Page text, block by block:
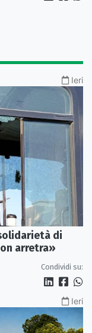
Ieri
di
arretra»
Condividi su:
Ieri